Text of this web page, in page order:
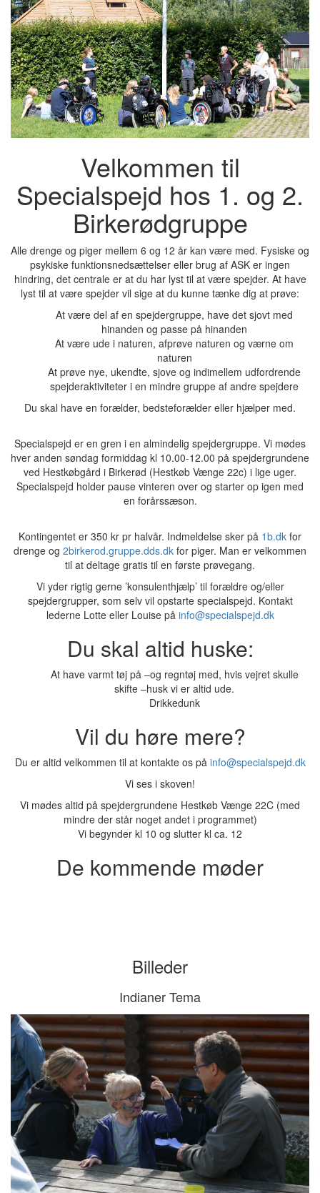
Velkommen til
Specialspejd hos 1. og 2.
Birkerødgruppe
Alle drenge og piger mellem 6 og 12 år kan være med. Fysiske og
psykiske funktionsnedsættelser eller brug af ASK er ingen
hindring, det centrale er at du har lyst til at være spejder. At have
lyst til at være spejder vil sige at du kunne tænke dig at prøve:
At være del af en spejdergruppe, have det sjovt med
hinanden og passe på hinanden
At være ude i naturen, afprøve naturen og værne om
naturen
At prøve nye, ukendte, sjove og indimellem udfordrende
spejderaktiviteter i en mindre gruppe af andre spejdere
Du skal have en forælder, bedsteforælder eller hjælper med.
Specialspejd er en gren i en almindelig spejdergruppe. Vi mødes
hver anden søndag formiddag kl 10.00-12.00 på spejdergrundene
ved Hestkøbgård i Birkerød (Hestkøb Vænge 22c) i lige uger.
Specialspejd holder pause vinteren over og starter op igen med
en forårssæson.
Kontingentet er 350 kr pr halvår. Indmeldelse sker på 1b.dk for
drenge og 2birkerod.gruppe.dds.dk for piger. Man er velkommen
til at deltage gratis til en første prøvegang.
Vi yder rigtig gerne ’konsulenthjælp’ til forældre og/eller
spejdergrupper, som selv vil opstarte specialspejd. Kontakt
lederne Lotte eller Louise på info@specialspejd.dk
Du skal altid huske:
At have varmt tøj på –og regntøj med, hvis vejret skulle
skifte –husk vi er altid ude.
Drikkedunk
Vil du høre mere?
Du er altid velkommen til at kontakte os på info@specialspejd.dk
Vi ses i skoven!
Vi mødes altid på spejdergrundene Hestkøb Vænge 22C (med
mindre der står noget andet i programmet)
Vi begynder kl 10 og slutter kl ca. 12
De kommende møder
Billeder
Indianer Tema